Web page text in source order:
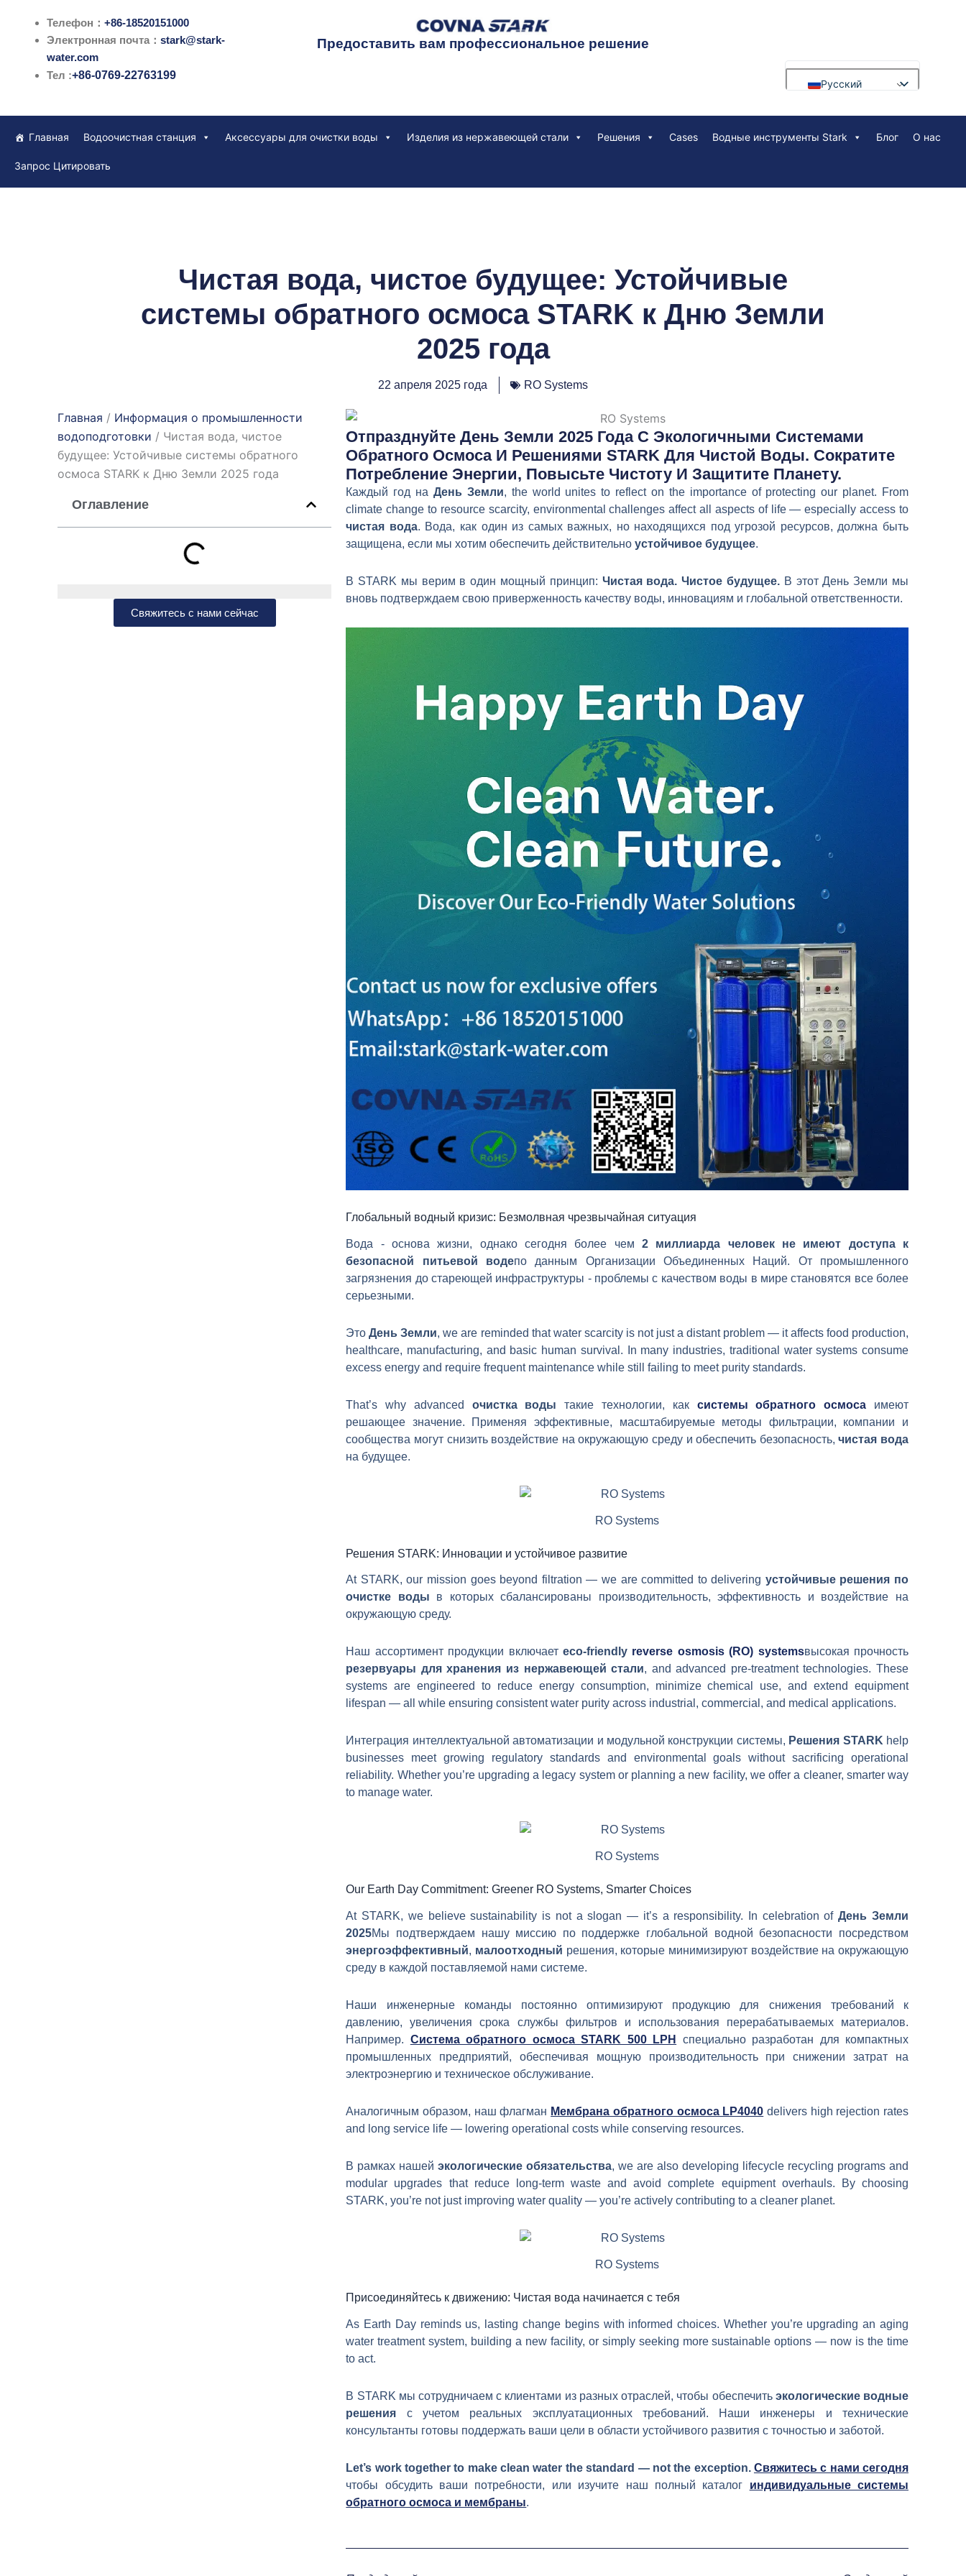
Телефон： +86-18520151000
Электронная почта： stark@stark-
water.com
Тел :+86-0769-22763199
Предоставить вам профессиональное решение
Русский
English
Français
Português
Главная Водоочистная станция Аксессуары для очистки воды Изделия из нержавеющей стали Решения Cases Водные инструменты Stark Блог О нас
Запрос Цитировать
Чистая вода, чистое будущее: Устойчивые
системы обратного осмоса STARK к Дню Земли
2025 года
22 апреля 2025 года RO Systems
Главная / Информация о промышленности
водоподготовки / Чистая вода, чистое
будущее: Устойчивые системы обратного
осмоса STARK к Дню Земли 2025 года
Оглавление
Свяжитесь с нами сейчас
Отпразднуйте День Земли 2025 Года С Экологичными Системами
Обратного Осмоса И Решениями STARK Для Чистой Воды. Сократите
Потребление Энергии, Повысьте Чистоту И Защитите Планету.
Каждый год на День Земли, the world unites to reflect on the importance of protecting our planet. From
climate change to resource scarcity, environmental challenges affect all aspects of life — especially access to
чистая вода. Вода, как один из самых важных, но находящихся под угрозой ресурсов, должна быть
защищена, если мы хотим обеспечить действительноустойчивое будущее.
В STARK мы верим в один мощный принцип: Чистая вода. Чистое будущее. В этот День Земли мы
вновь подтверждаем свою приверженность качеству воды, инновациям и глобальной ответственности.
Глобальный водный кризис: Безмолвная чрезвычайная ситуация
Вода - основа жизни, однако сегодня более чем 2 миллиарда человек не имеют доступа к
безопасной питьевой водепо данным Организации Объединенных Наций. От промышленного
загрязнения до стареющей инфраструктуры - проблемы с качеством воды в мире становятся все более
серьезными.
ЭтоДень Земли, we are reminded that water scarcity is not just a distant problem — it affects food production,
healthcare, manufacturing, and basic human survival. In many industries, traditional water systems consume
excess energy and require frequent maintenance while still failing to meet purity standards.
That’s why advanced очистка воды такие технологии, как системы обратного осмоса имеют
решающее значение. Применяя эффективные, масштабируемые методы фильтрации, компании и
сообщества могут снизить воздействие на окружающую среду и обеспечить безопасность,чистая вода
на будущее.
RO Systems
Решения STARK: Инновации и устойчивое развитие
At STARK, our mission goes beyond filtration — we are committed to delivering устойчивые решения по
очистке воды в которых сбалансированы производительность, эффективность и воздействие на
окружающую среду.
Наш ассортимент продукции включает eco-friendly reverse osmosis (RO) systemsвысокая прочность
резервуары для хранения из нержавеющей стали, and advanced pre-treatment technologies. These
systems are engineered to reduce energy consumption, minimize chemical use, and extend equipment
lifespan — all while ensuring consistent water purity across industrial, commercial, and medical applications.
Интеграция интеллектуальной автоматизации и модульной конструкции системы, Решения STARK help
businesses meet growing regulatory standards and environmental goals without sacrificing operational
reliability. Whether you’re upgrading a legacy system or planning a new facility, we offer a cleaner, smarter way
to manage water.
RO Systems
Our Earth Day Commitment: Greener RO Systems, Smarter Choices
At STARK, we believe sustainability is not a slogan — it’s a responsibility. In celebration ofДень Земли
2025Мы подтверждаем нашу миссию по поддержке глобальной водной безопасности посредством
энергоэффективный, малоотходный решения, которые минимизируют воздействие на окружающую
среду в каждой поставляемой нами системе.
Наши инженерные команды постоянно оптимизируют продукцию для снижения требований к
давлению, увеличения срока службы фильтров и использования перерабатываемых материалов.
Например. Система обратного осмоса STARK 500 LPH
специально разработан для компактных
промышленных предприятий, обеспечивая мощную производительность при снижении затрат на
электроэнергию и техническое обслуживание.
Аналогичным образом, наш флагман Мембрана обратного осмоса LP4040 delivers high rejection rates
and long service life — lowering operational costs while conserving resources.
В рамках нашейэкологические обязательства, we are also developing lifecycle recycling programs and
modular upgrades that reduce long-term waste and avoid complete equipment overhauls. By choosing
STARK, you’re not just improving water quality — you’re actively contributing to a cleaner planet.
RO Systems
Присоединяйтесь к движению: Чистая вода начинается с тебя
As Earth Day reminds us, lasting change begins with informed choices. Whether you’re upgrading an aging
water treatment system, building a new facility, or simply seeking more sustainable options — now is the time
to act.
В STARK мы сотрудничаем с клиентами из разных отраслей, чтобы обеспечить экологические водные
решения с учетом реальных эксплуатационных требований. Наши инженеры и технические
консультанты готовы поддержать ваши цели в области устойчивого развития с точностью и заботой.
Let’s work together to make clean water the standard — not the exception. Свяжитесь с нами сегодня
чтобы обсудить ваши потребности, или изучите наш полный каталог индивидуальные системы
обратного осмоса и мембраны.